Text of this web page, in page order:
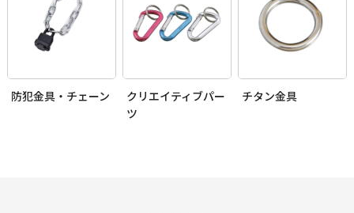
防犯金具・チェーン
クリエイティブパー
ツ
チタン金具